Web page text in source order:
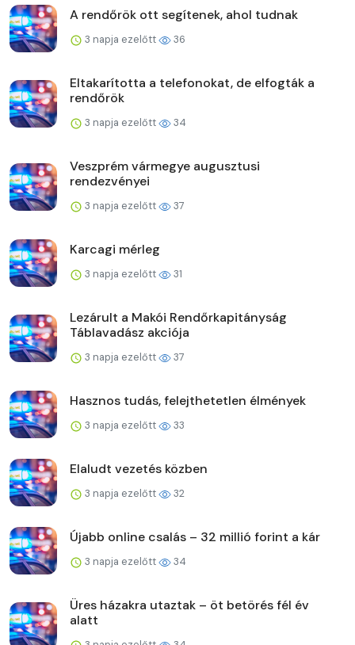
A rendőrök ott segítenek, ahol tudnak
3 napja ezelőtt 36
Eltakarította a telefonokat, de elfogták a
rendőrök
3 napja ezelőtt 34
Veszprém vármegye augusztusi
rendezvényei
3 napja ezelőtt 37
Karcagi mérleg
3 napja ezelőtt 31
Lezárult a Makói Rendőrkapitányság
Táblavadász akciója
3 napja ezelőtt 37
Hasznos tudás, felejthetetlen élmények
3 napja ezelőtt 33
Elaludt vezetés közben
3 napja ezelőtt 32
Újabb online csalás – 32 millió forint a kár
3 napja ezelőtt 34
Üres házakra utaztak – öt betörés fél év
alatt